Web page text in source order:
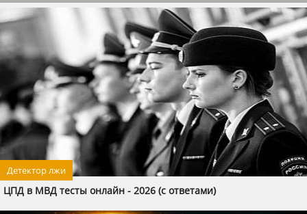
Детектор лжи
ЦПД в МВД тесты онлайн - 2026 (с ответами)